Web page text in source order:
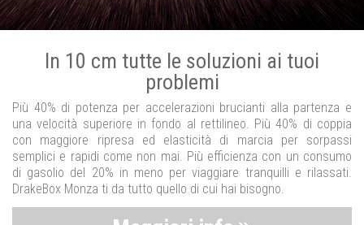
In 10 cm tutte le soluzioni ai tuoi
problemi
Più 40% di potenza per accelerazioni brucianti alla partenza e
una velocità superiore in fondo al rettilineo. Più 40% di coppia
con maggiore ripresa ed elasticità di marcia per sorpassi
semplici e rapidi come non mai. Più efficienza con un consumo
di gasolio del 20% in meno per viaggiare tranquilli e rilassati.
DrakeBox Monza ti da tutto quello di cui hai bisogno.